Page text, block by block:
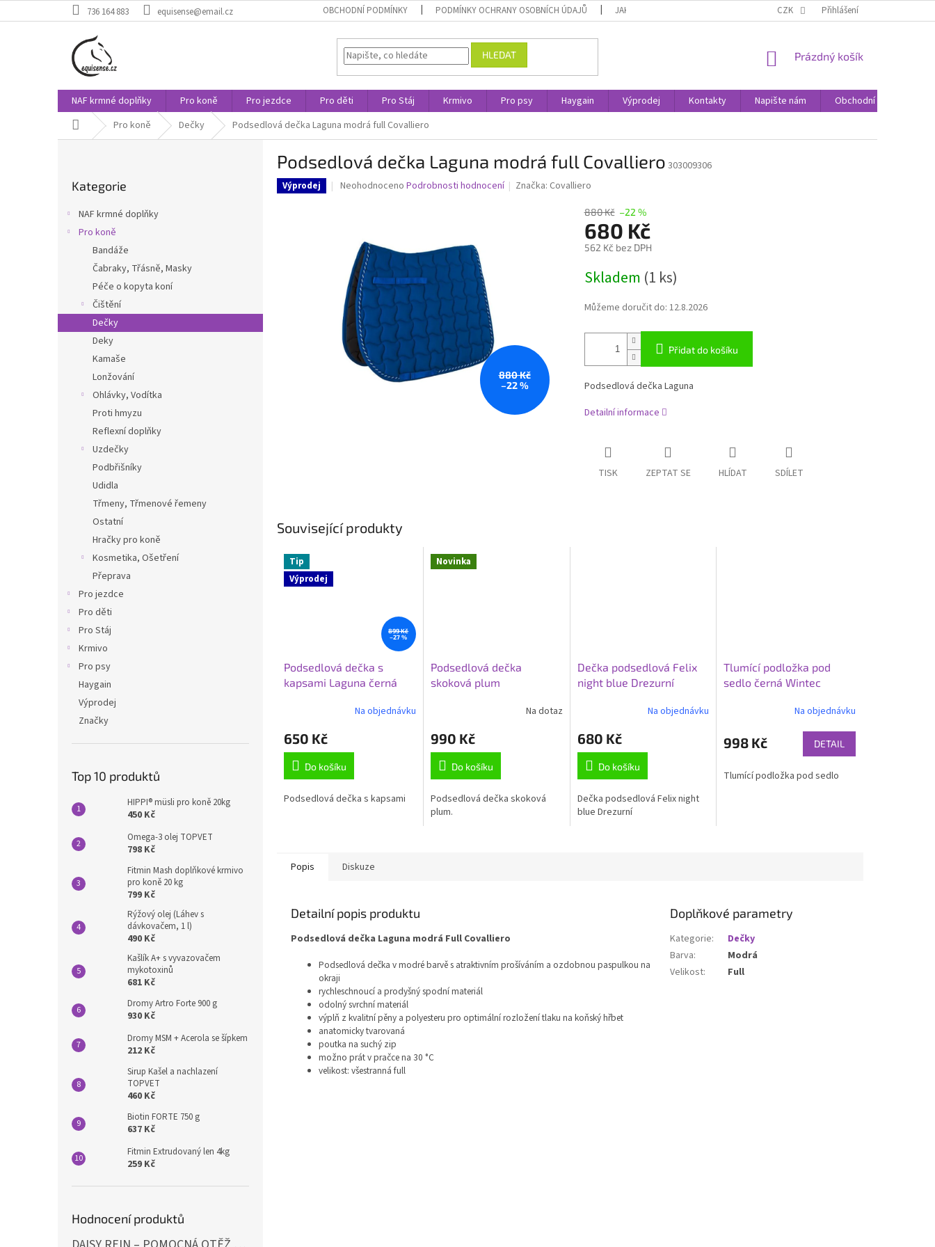
na
736 164 883 equisense@email.cz OBCHODNÍ PODMÍNKY PODMÍNKY OCHRANY OSOBNÍCH ÚDAJŮ JAK NAKUPOVAT CZK Přihlášení
HLEDAT
NÁKUPNÍ
Prázdný košík
NAF krmné doplňky Pro koně Pro jezdce Pro děti Pro Stáj Krmivo Pro psy Haygain Výprodej Kontakty Napište nám
Obchodní podmínky
Domů Pro koně Dečky Podsedlová dečka Laguna modrá full Covalliero
n
e
kategorie
Kategorie
NAF krmné doplňky
Pro koně
Bandáže
Čabraky, Třásně, Masky
Péče o kopyta koní
Čištění
Dečky
Deky
Kamaše
Lonžování
Ohlávky, Vodítka
Proti hmyzu
Reflexní doplňky
Uzdečky
Podbřišníky
Udidla
Třmeny, Třmenové řemeny
Ostatní
Hračky pro koně
Kosmetika, Ošetření
Přeprava
Pro jezdce
Pro děti
Pro Stáj
Krmivo
Pro psy
Haygain
Výprodej
Značky
Top 10 produktů
HIPPI® müsli pro koně 20kg
450 Kč
Omega-3 olej TOPVET
798 Kč
Fitmin Mash doplňkové krmivo
pro koně 20 kg
799 Kč
Rýžový olej (Láhev s
dávkovačem, 1 l)
490 Kč
Kašlík A+ s vyvazovačem
mykotoxinů
681 Kč
Dromy Artro Forte 900 g
930 Kč
Dromy MSM + Acerola se šípkem
212 Kč
Sirup Kašel a nachlazení
TOPVET
460 Kč
Biotin FORTE 750 g
637 Kč
Fitmin Extrudovaný len 4kg
259 Kč
Hodnocení produktů
Podsedlová dečka Laguna modrá full Covalliero 303009306
Výprodej
Průměrné
hvězdiček.
Neohodnoceno Podrobnosti hodnocení Značka: Covalliero
880 Kč
–22 %
880 Kč –22 %
680 Kč
562 Kč bez DPH
cena:
Skladem (1 ks)
Můžeme doručit do: 12.8.2026
Přidat do košíku
Podsedlová dečka Laguna
Detailní informace
TISK ZEPTAT SE HLÍDAT SDÍLET
Související produkty
Tip
Výprodej
899 Kč
–27 %
Podsedlová dečka s
kapsami Laguna černá
Na objednávku
650 Kč
Do košíku
Podsedlová dečka s kapsami
Novinka
Podsedlová dečka
skoková plum
Na dotaz
990 Kč
Do košíku
Podsedlová dečka skoková
plum.
Dečka podsedlová Felix
night blue Drezurní
Na objednávku
680 Kč
Do košíku
Dečka podsedlová Felix night
blue Drezurní
Tlumící podložka pod
sedlo černá Wintec
Na objednávku
998 Kč DETAIL
Tlumící podložka pod sedlo
Popis Diskuze
Detailní popis produktu
Podsedlová dečka Laguna modrá Full Covalliero
Podsedlová dečka v modré barvě s atraktivním prošíváním a ozdobnou paspulkou na
okraji
rychleschnoucí a prodyšný spodní materiál
odolný svrchní materiál
výplň z kvalitní pěny a polyesteru pro optimální rozložení tlaku na koňský hřbet
anatomicky tvarovaná
poutka na suchý zip
možno prát v pračce na 30 °C
velikost: všestranná full
Doplňkové parametry
Kategorie:
Dečky
Barva:
Modrá
Velikost: Full